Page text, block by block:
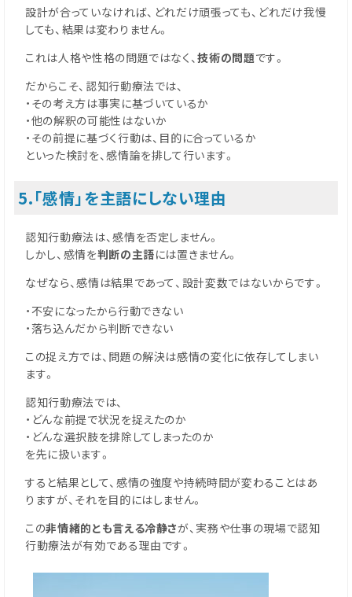
設計が合っていなければ、どれだけ頑張っても、どれだけ我慢
しても、結果は変わりません。
これは人格や性格の問題ではなく、技術の問題です。
だからこそ、認知行動療法では、
・その考え方は事実に基づいているか
・他の解釈の可能性はないか
・その前提に基づく行動は、目的に合っているか
といった検討を、感情論を排して行います。
5.「感情」を主語にしない理由
認知行動療法は、感情を否定しません。
しかし、感情を判断の主語には置きません。
なぜなら、感情は結果であって、設計変数ではないからです。
・不安になったから行動できない
・落ち込んだから判断できない
この捉え方では、問題の解決は感情の変化に依存してしまい
ます。
認知行動療法では、
・どんな前提で状況を捉えたのか
・どんな選択肢を排除してしまったのか
を先に扱います。
すると結果として、感情の強度や持続時間が変わることはあ
りますが、それを目的にはしません。
この非情緒的とも言える冷静さが、実務や仕事の現場で認知
行動療法が有効である理由です。